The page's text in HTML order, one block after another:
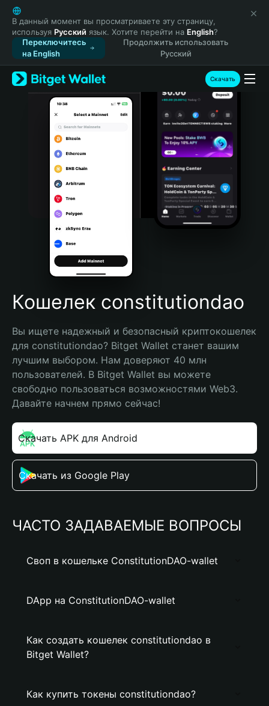
English
日本語
Tiếng Việt
Русский
Español (Latinoamérica)
Türkçe
Italiano
Português (Portugal)
Bahasa Indonesia
Português (Brasil)
Español (Argentina)
В данный момент вы просматриваете эту страницу,
используя Русский язык. Хотите перейти на English?
Переключитесь
на English
Продолжить использовать
Русский
Скачать
Кошелек constitutiondao
Вы ищете надежный и безопасный криптокошелек
для constitutiondao? Bitget Wallet станет вашим
лучшим выбором. Нам доверяют 40 млн
пользователей. В Bitget Wallet вы можете
свободно пользоваться возможностями Web3.
Давайте начнем прямо сейчас!
Скачать APK для Android
Скачать из Google Play
ЧАСТО ЗАДАВАЕМЫЕ ВОПРОСЫ
Своп в кошельке ConstitutionDAO-wallet
DApp на ConstitutionDAO-wallet
Как создать кошелек constitutiondao в
Bitget Wallet?
Как купить токены constitutiondao?